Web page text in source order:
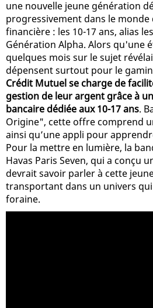
une nouvelle jeune génération
progressivement dans le
financière : les 10-17 ans, alias
Génération Alpha. Alors qu'une
quelques mois sur le sujet
dépensent surtout pour le
Crédit Mutuel se charge de
gestion de leur argent grâce à
bancaire dédiée aux 10-17 ans.
Origine", cette offre comprend
ainsi qu’une appli pour
Pour la mettre en lumière, la
Havas Paris Seven, qui a conçu
devrait savoir parler à cette
transportant dans un univers
foraine.